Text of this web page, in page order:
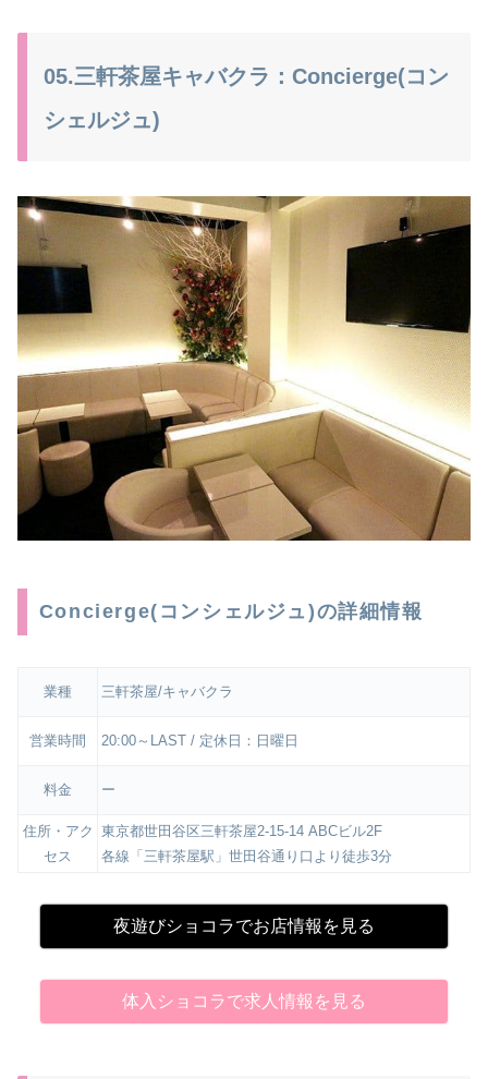
05.三軒茶屋キャバクラ：Concierge(コン
シェルジュ)
Concierge(コンシェルジュ)の詳細情報
業種 三軒茶屋/キャバクラ
営業時間 20:00～LAST / 定休日：日曜日
料金 ー
住所・アク
セス
東京都世田谷区三軒茶屋2-15-14 ABCビル2F
各線「三軒茶屋駅」世田谷通り口より徒歩3分
夜遊びショコラでお店情報を見る
体入ショコラで求人情報を見る